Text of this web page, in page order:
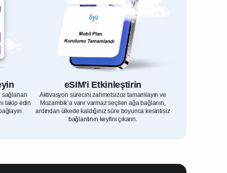
sağlanan
takip edin
eSIM'i Etkinleştirin
Aktivasyon sürecini zahmetsizce tamamlayın ve
Mozambik’a varır varmaz seçilen ağa bağlanın,
ardından ülkede kaldığınız süre boyunca kesintisiz
bağlantının keyfini çıkarın.